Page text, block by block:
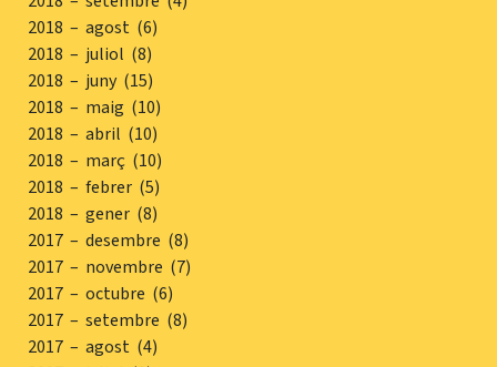
2018 – agost (6)
2018 – juliol (8)
2018 – juny (15)
2018 – maig (10)
2018 – abril (10)
2018 – març (10)
2018 – febrer (5)
2018 – gener (8)
2017 – desembre (8)
2017 – novembre (7)
2017 – octubre (6)
2017 – setembre (8)
2017 – agost (4)